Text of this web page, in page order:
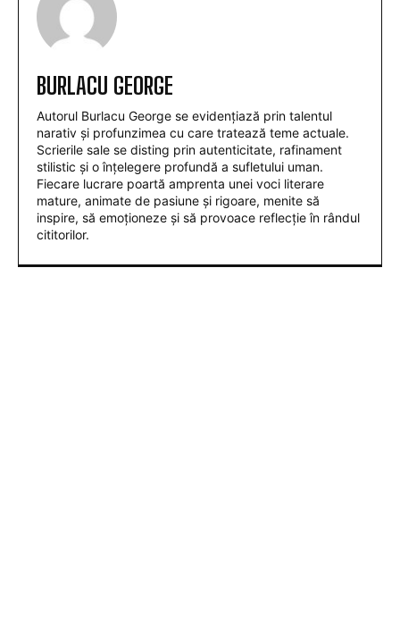
BURLACU GEORGE
Autorul Burlacu George se evidențiază prin talentul
narativ și profunzimea cu care tratează teme actuale.
Scrierile sale se disting prin autenticitate, rafinament
stilistic și o înțelegere profundă a sufletului uman.
Fiecare lucrare poartă amprenta unei voci literare
mature, animate de pasiune și rigoare, menite să
inspire, să emoționeze și să provoace reflecție în rândul
cititorilor.